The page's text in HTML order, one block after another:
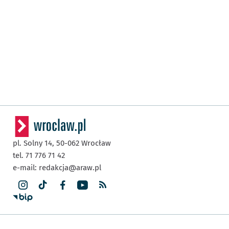
pl. Solny 14, 50-062 Wrocław
tel. 71 776 71 42
e-mail: redakcja@araw.pl